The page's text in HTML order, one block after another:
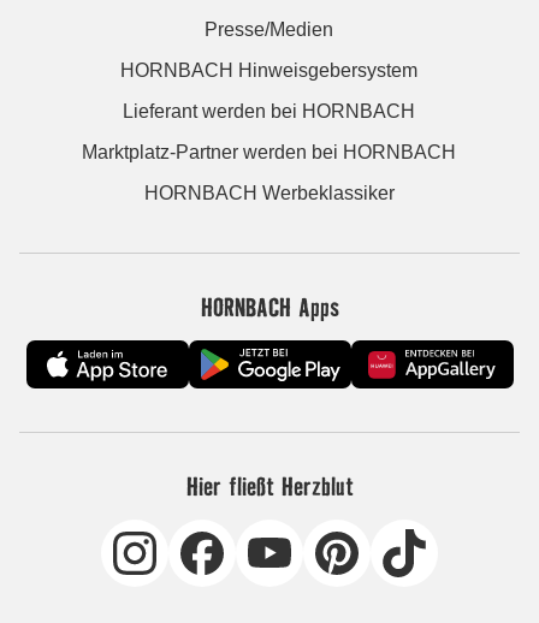
Presse/Medien
HORNBACH Hinweisgebersystem
Lieferant werden bei HORNBACH
Marktplatz-Partner werden bei HORNBACH
HORNBACH Werbeklassiker
HORNBACH Apps
Hier fließt Herzblut